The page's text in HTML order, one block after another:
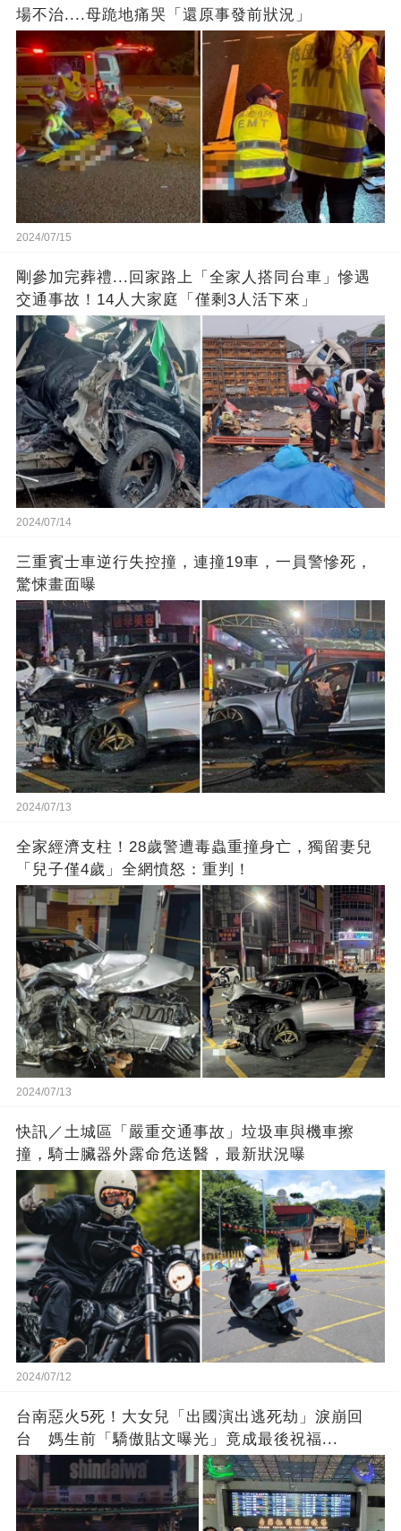
場不治....母跪地痛哭「還原事發前狀況」
2024/07/15
剛參加完葬禮...回家路上「全家人搭同台車」慘遇
交通事故！14人大家庭「僅剩3人活下來」
2024/07/14
三重賓士車逆行失控撞，連撞19車，一員警慘死，
驚悚畫面曝
2024/07/13
全家經濟支柱！28歲警遭毒蟲重撞身亡，獨留妻兒
「兒子僅4歲」全網憤怒：重判！
2024/07/13
快訊／土城區「嚴重交通事故」垃圾車與機車擦
撞，騎士臟器外露命危送醫，最新狀況曝
2024/07/12
台南惡火5死！大女兒「出國演出逃死劫」淚崩回
台 媽生前「驕傲貼文曝光」竟成最後祝福...